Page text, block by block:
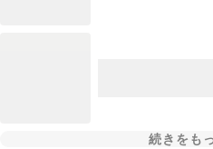
続きをも